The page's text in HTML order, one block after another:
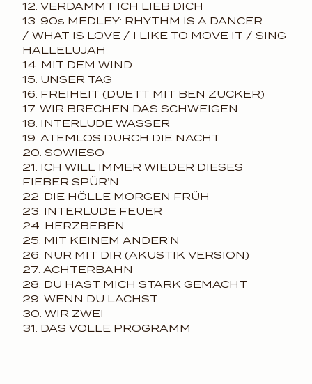
12. VERDAMMT ICH LIEB DICH
13. 90s MEDLEY: RHYTHM IS A DANCER
/ WHAT IS LOVE / I LIKE TO MOVE IT / SING
HALLELUJAH
14. MIT DEM WIND
15. UNSER TAG
16. FREIHEIT (DUETT MIT BEN ZUCKER)
17. WIR BRECHEN DAS SCHWEIGEN
18. INTERLUDE WASSER
19. ATEMLOS DURCH DIE NACHT
20. SOWIESO
21. ICH WILL IMMER WIEDER DIESES
FIEBER SPÜR’N
22. DIE HÖLLE MORGEN FRÜH
23. INTERLUDE FEUER
24. HERZBEBEN
25. MIT KEINEM ANDER’N
26. NUR MIT DIR (AKUSTIK VERSION)
27. ACHTERBAHN
28. DU HAST MICH STARK GEMACHT
29. WENN DU LACHST
30. WIR ZWEI
31. DAS VOLLE PROGRAMM